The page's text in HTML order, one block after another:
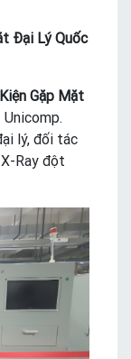
Đại Lý Quốc
Gặp Mặt
lý, đối tác
Ray đột